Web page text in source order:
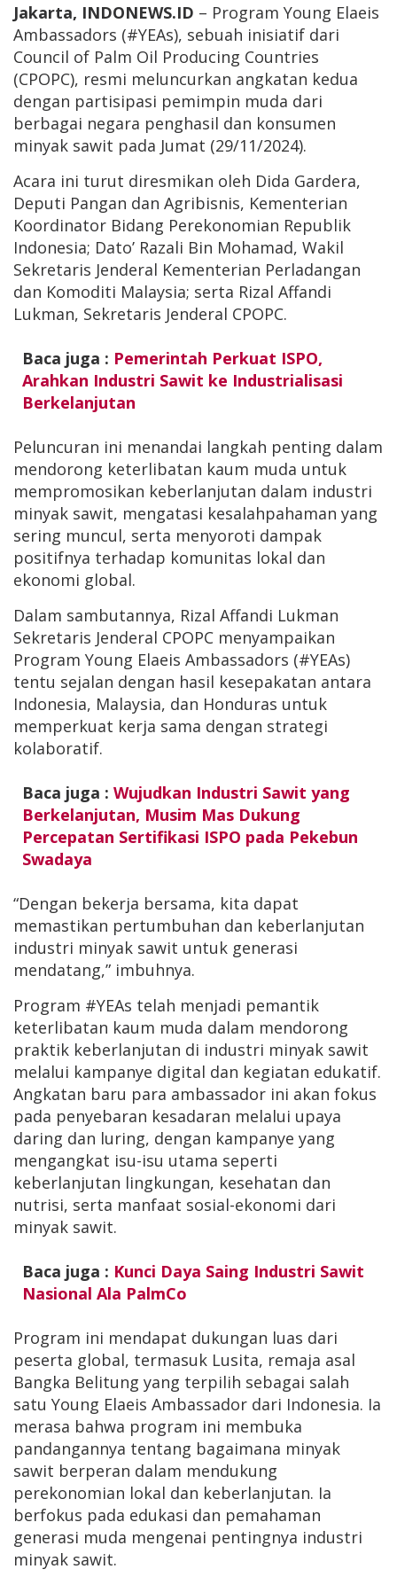
Jakarta, INDONEWS.ID – Program Young Elaeis
Ambassadors (#YEAs), sebuah inisiatif dari
Council of Palm Oil Producing Countries
(CPOPC), resmi meluncurkan angkatan kedua
dengan partisipasi pemimpin muda dari
berbagai negara penghasil dan konsumen
minyak sawit pada Jumat (29/11/2024).
Acara ini turut diresmikan oleh Dida Gardera,
Deputi Pangan dan Agribisnis, Kementerian
Koordinator Bidang Perekonomian Republik
Indonesia; Dato’ Razali Bin Mohamad, Wakil
Sekretaris Jenderal Kementerian Perladangan
dan Komoditi Malaysia; serta Rizal Affandi
Lukman, Sekretaris Jenderal CPOPC.
Baca juga : Pemerintah Perkuat ISPO,
Arahkan Industri Sawit ke Industrialisasi
Berkelanjutan
Peluncuran ini menandai langkah penting dalam
mendorong keterlibatan kaum muda untuk
mempromosikan keberlanjutan dalam industri
minyak sawit, mengatasi kesalahpahaman yang
sering muncul, serta menyoroti dampak
positifnya terhadap komunitas lokal dan
ekonomi global.
Dalam sambutannya, Rizal Affandi Lukman
Sekretaris Jenderal CPOPC menyampaikan
Program Young Elaeis Ambassadors (#YEAs)
tentu sejalan dengan hasil kesepakatan antara
Indonesia, Malaysia, dan Honduras untuk
memperkuat kerja sama dengan strategi
kolaboratif.
Baca juga : Wujudkan Industri Sawit yang
Berkelanjutan, Musim Mas Dukung
Percepatan Sertifikasi ISPO pada Pekebun
Swadaya
“Dengan bekerja bersama, kita dapat
memastikan pertumbuhan dan keberlanjutan
industri minyak sawit untuk generasi
mendatang,” imbuhnya.
Program #YEAs telah menjadi pemantik
keterlibatan kaum muda dalam mendorong
praktik keberlanjutan di industri minyak sawit
melalui kampanye digital dan kegiatan edukatif.
Angkatan baru para ambassador ini akan fokus
pada penyebaran kesadaran melalui upaya
daring dan luring, dengan kampanye yang
mengangkat isu-isu utama seperti
keberlanjutan lingkungan, kesehatan dan
nutrisi, serta manfaat sosial-ekonomi dari
minyak sawit.
Baca juga : Kunci Daya Saing Industri Sawit
Nasional Ala PalmCo
Program ini mendapat dukungan luas dari
peserta global, termasuk Lusita, remaja asal
Bangka Belitung yang terpilih sebagai salah
satu Young Elaeis Ambassador dari Indonesia. Ia
merasa bahwa program ini membuka
pandangannya tentang bagaimana minyak
sawit berperan dalam mendukung
perekonomian lokal dan keberlanjutan. Ia
berfokus pada edukasi dan pemahaman
generasi muda mengenai pentingnya industri
minyak sawit.